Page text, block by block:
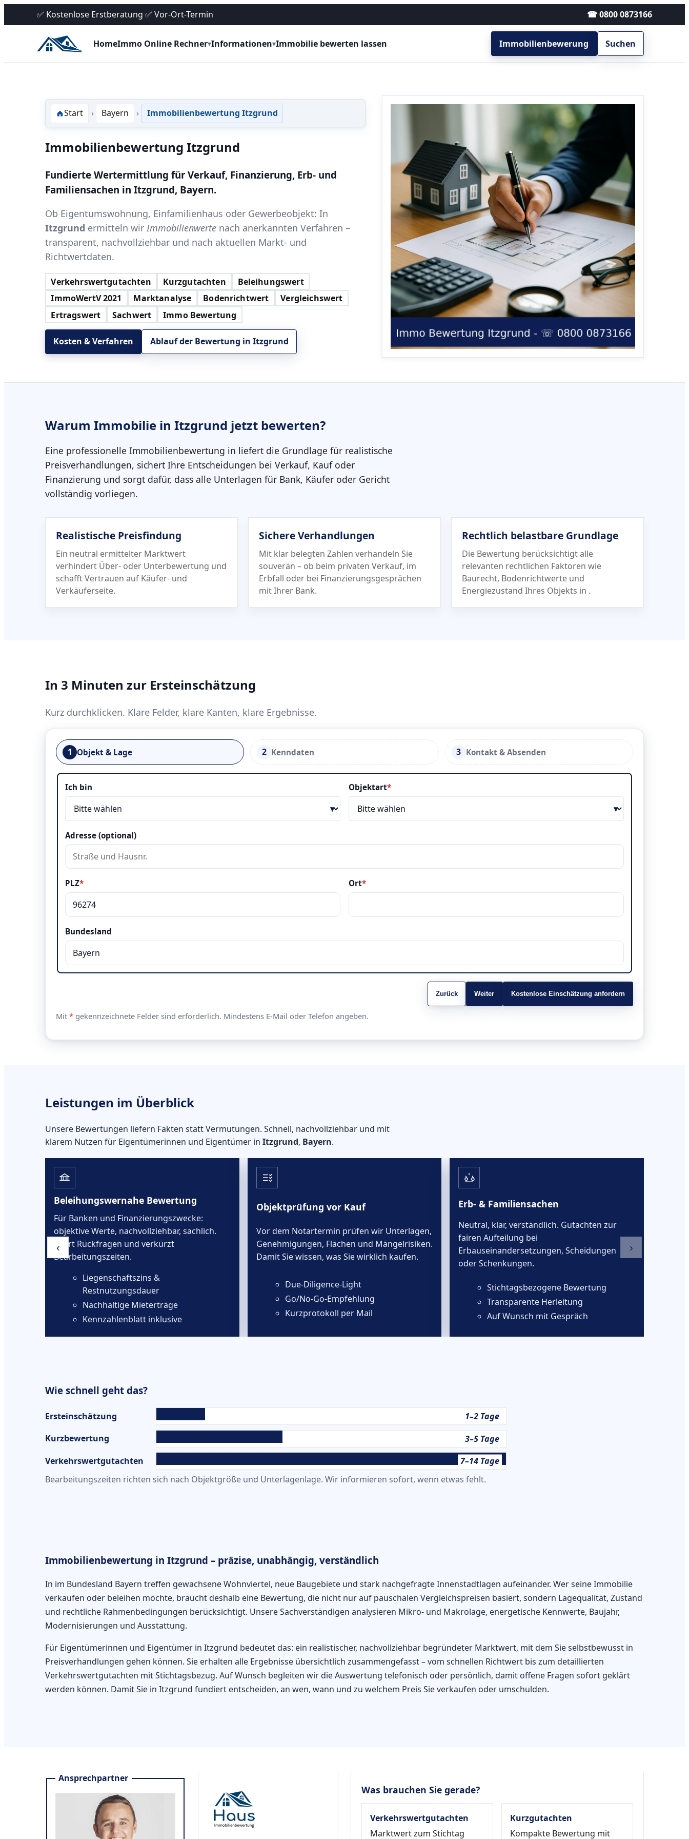
✅ Kostenlose Erstberatung ✅ Vor-Ort-Termin ☎ 0800 0873166
HomeImmo Online Rechner▾Informationen▾Immobilie bewerten lassen Immobilienbewerung Suchen
Start Bayern Immobilienbewertung Itzgrund
Immobilienbewertung Itzgrund
Fundierte Wertermittlung für Verkauf, Finanzierung, Erb- und
Familiensachen in Itzgrund, Bayern.
Ob Eigentumswohnung, Einfamilienhaus oder Gewerbeobjekt: In
Itzgrund ermitteln wirImmobilienwerte nach anerkannten Verfahren –
transparent, nachvollziehbar und nach aktuellen Markt- und
Richtwertdaten.
Verkehrswertgutachten Kurzgutachten
Beleihungswert
ImmoWertV 2021
Marktanalyse Bodenrichtwert
Vergleichswert
Ertragswert
Sachwert Immo Bewertung
Kosten & Verfahren Ablauf der Bewertung in Itzgrund
Warum Immobilie in Itzgrund jetzt bewerten?
Eine professionelle Immobilienbewertung in liefert die Grundlage für realistische
Preisverhandlungen, sichert Ihre Entscheidungen bei Verkauf, Kauf oder
Finanzierung und sorgt dafür, dass alle Unterlagen für Bank, Käufer oder Gericht
vollständig vorliegen.
Realistische Preisfindung
Ein neutral ermittelter Marktwert
verhindert Über- oder Unterbewertung und
schafft Vertrauen auf Käufer- und
Verkäuferseite.
Sichere Verhandlungen
Mit klar belegten Zahlen verhandeln Sie
souverän – ob beim privaten Verkauf, im
Erbfall oder bei Finanzierungs­gesprächen
mit Ihrer Bank.
Rechtlich belastbare Grundlage
Die Bewertung berücksichtigt alle
relevanten rechtlichen Faktoren wie
Baurecht, Bodenrichtwerte und
Energiezustand Ihres Objekts in .
In 3 Minuten zur Ersteinschätzung
Kurz durchklicken. Klare Felder, klare Kanten, klare Ergebnisse.
1 Objekt & Lage 2 Kenndaten 3 Kontakt & Absenden
Objekt & Lage
Ich bin Objektart*
Adresse (optional)
PLZ* Ort*
Bundesland
Zurück Weiter Kostenlose Einschätzung anfordern
Mit * gekennzeichnete Felder sind erforderlich. Mindestens E-Mail oder Telefon angeben.
Leistungen im Überblick
Unsere Bewertungen liefern Fakten statt Vermutungen. Schnell, nachvollziehbar und mit
klarem Nutzen für Eigentümerinnen und Eigentümer in Itzgrund, Bayern.
Beleihungswernahe Bewertung
Für Banken und Finanzierungszwecke:
objektive Werte, nachvollziehbar, sachlich.
Spart Rückfragen und verkürzt
Bearbeitungszeiten.
Liegenschaftszins &
Restnutzungsdauer
Nachhaltige Mieterträge
Kennzahlenblatt inklusive
Objektprüfung vor Kauf
Vor dem Notartermin prüfen wir Unterlagen,
Genehmigungen, Flächen und Mängelrisiken.
Damit Sie wissen, was Sie wirklich kaufen.
Due-Diligence-Light
Go/No-Go-Empfehlung
Kurzprotokoll per Mail
Erb- & Familiensachen
Neutral, klar, verständlich. Gutachten zur
fairen Aufteilung bei
Erbauseinandersetzungen, Scheidungen
oder Schenkungen.
Stichtagsbezogene Bewertung
Transparente Herleitung
Auf Wunsch mit Gespräch
‹ ›
Wie schnell geht das?
Ersteinschätzung
1–2 Tage
Kurzbewertung
3–5 Tage
Verkehrswertgutachten
7–14 Tage
Bearbeitungszeiten richten sich nach Objektgröße und Unterlagenlage. Wir informieren sofort, wenn etwas fehlt.
Immobilienbewertung in Itzgrund – präzise, unabhängig, verständlich
In im Bundesland Bayern treffen gewachsene Wohnviertel, neue Baugebiete und stark nachgefragte Innenstadtlagen aufeinander. Wer seine Immobilie
verkaufen oder beleihen möchte, braucht deshalb eine Bewertung, die nicht nur auf pauschalen Vergleichspreisen basiert, sondern Lagequalität, Zustand
und rechtliche Rahmenbedingungen berücksichtigt. Unsere Sachverständigen analysieren Mikro- und Makrolage, energetische Kennwerte, Baujahr,
Modernisierungen und Ausstattung.
Für Eigentümerinnen und Eigentümer in Itzgrund bedeutet das: ein realistischer, nachvollziehbar begründeter Marktwert, mit dem Sie selbstbewusst in
Preisverhandlungen gehen können. Sie erhalten alle Ergebnisse übersichtlich zusammengefasst – vom schnellen Richtwert bis zum detaillierten
Verkehrswertgutachten mit Stichtagsbezug. Auf Wunsch begleiten wir die Auswertung telefonisch oder persönlich, damit offene Fragen sofort geklärt
werden können. Damit Sie in Itzgrund fundiert entscheiden, an wen, wann und zu welchem Preis Sie verkaufen oder umschulden.
Ansprechpartner
Was brauchen Sie gerade?
Verkehrswertgutachten
Marktwert zum Stichtag
Kurzgutachten
Kompakte Bewertung mit